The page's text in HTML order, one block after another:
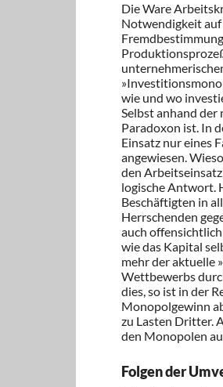
Die Ware
Notwendigkeit auf
wie und wo
Selbst anhand der
Paradoxon ist. In
Einsatz nur eines
angewiesen.
den
logische Antwort.
Beschäftigten in
Herrschenden
auch
wie das Kapital
mehr der aktuelle
Wettbewerbs
dies, so ist in der
Monopolgewinn
zu Lasten Dritter.
den Monopolen
Folgen der